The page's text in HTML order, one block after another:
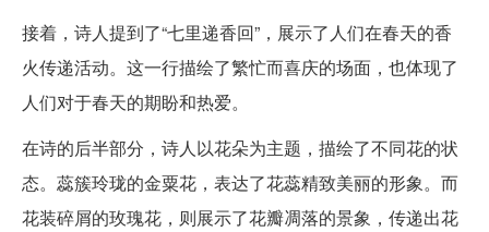
接着，诗人提到了“七里递香回”，展示了人们在春天的香
火传递活动。这一行描绘了繁忙而喜庆的场面，也体现了
人们对于春天的期盼和热爱。
在诗的后半部分，诗人以花朵为主题，描绘了不同花的状
态。蕊簇玲珑的金粟花，表达了花蕊精致美丽的形象。而
花装碎屑的玫瑰花，则展示了花瓣凋落的景象，传递出花